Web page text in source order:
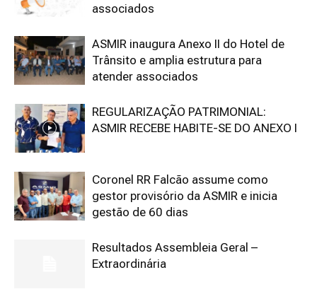
associados
ASMIR inaugura Anexo II do Hotel de
Trânsito e amplia estrutura para
atender associados
REGULARIZAÇÃO PATRIMONIAL:
ASMIR RECEBE HABITE-SE DO ANEXO I
Coronel RR Falcão assume como
gestor provisório da ASMIR e inicia
gestão de 60 dias
Resultados Assembleia Geral –
Extraordinária